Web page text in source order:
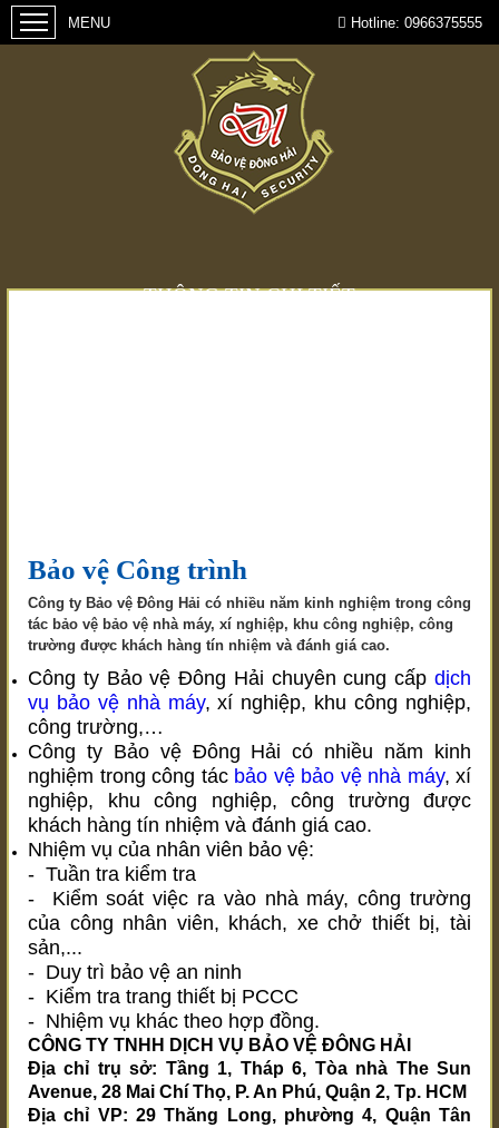
Hotline: 0966375555
THÔNG TIN CHI TIẾT
Bảo vệ Công trình
Công ty Bảo vệ Đông Hải có nhiều năm kinh nghiệm trong công
tác bảo vệ bảo vệ nhà máy, xí nghiệp, khu công nghiệp, công
trường được khách hàng tín nhiệm và đánh giá cao.
Công ty Bảo vệ Đông Hải chuyên cung cấp dịch
vụ bảo vệ nhà máy, xí nghiệp, khu công nghiệp,
công trường,…
Công ty Bảo vệ Đông Hải có nhiều năm kinh
nghiệm trong công tác bảo vệ bảo vệ nhà máy, xí
nghiệp, khu công nghiệp, công trường được
khách hàng tín nhiệm và đánh giá cao.
Nhiệm vụ của nhân viên bảo vệ:
- Tuần tra kiểm tra
- Kiểm soát việc ra vào nhà máy, công trường
của công nhân viên, khách, xe chở thiết bị, tài
sản,...
- Duy trì bảo vệ an ninh
- Kiểm tra trang thiết bị PCCC
- Nhiệm vụ khác theo hợp đồng.
CÔNG TY TNHH DỊCH VỤ BẢO VỆ ĐÔNG HẢI
Địa chỉ trụ sở: Tầng 1, Tháp 6, Tòa nhà The Sun
Avenue, 28 Mai Chí Thọ, P. An Phú, Quận 2, Tp. HCM
Địa chỉ VP: 29 Thăng Long, phường 4, Quận Tân